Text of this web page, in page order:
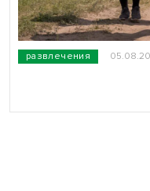
развлечения